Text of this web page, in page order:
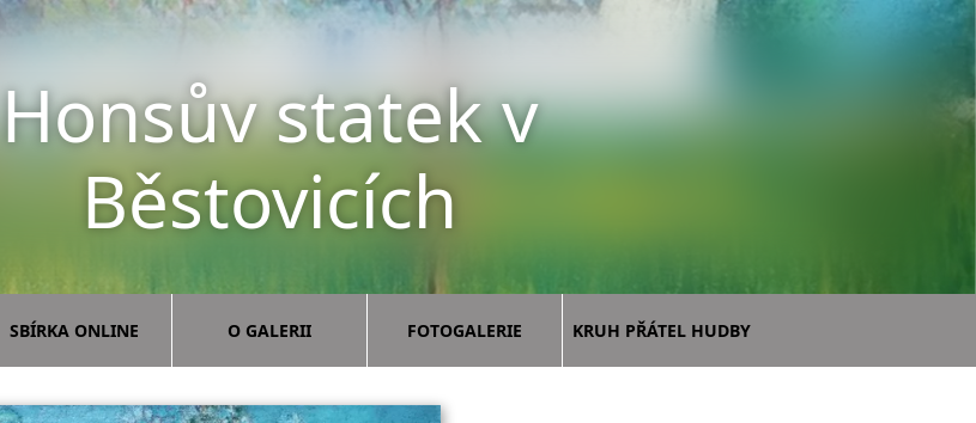
Honsův statek v
Běstovicích
SBÍRKA ONLINE O GALERII FOTOGALERIE KRUH PŘÁTEL HUDBY